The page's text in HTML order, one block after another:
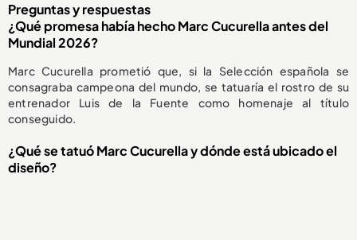
Preguntas y respuestas
¿Qué promesa había hecho Marc Cucurella antes del
Mundial 2026?
Marc Cucurella prometió que, si la Selección española se
consagraba campeona del mundo, se tatuaría el rostro de su
entrenador Luis de la Fuente como homenaje al título
conseguido.
¿Qué se tatuó Marc Cucurella y dónde está ubicado el
diseño?